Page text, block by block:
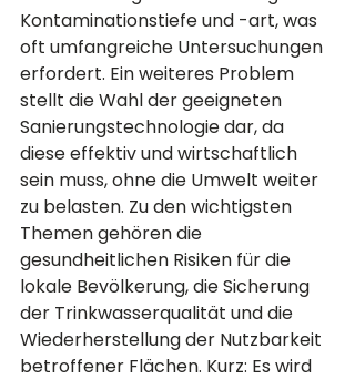
Kontaminationstiefe und -art, was
oft umfangreiche Untersuchungen
erfordert. Ein weiteres Problem
stellt die Wahl der geeigneten
Sanierungstechnologie dar, da
diese effektiv und wirtschaftlich
sein muss, ohne die Umwelt weiter
zu belasten. Zu den wichtigsten
Themen gehören die
gesundheitlichen Risiken für die
lokale Bevölkerung, die Sicherung
der Trinkwasserqualität und die
Wiederherstellung der Nutzbarkeit
betroffener Flächen. Kurz: Es wird